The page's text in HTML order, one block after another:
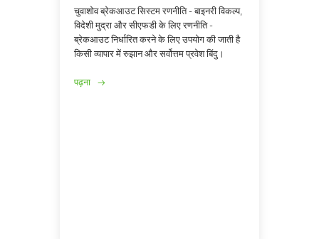
चुवाशोव ब्रेकआउट सिस्टम रणनीति - बाइनरी विकल्प,
विदेशी मुद्रा और सीएफडी के लिए रणनीति -
ब्रेकआउट निर्धारित करने के लिए उपयोग की जाती है
किसी व्यापार में रुझान और सर्वोत्तम प्रवेश बिंदु।
पढ़ना